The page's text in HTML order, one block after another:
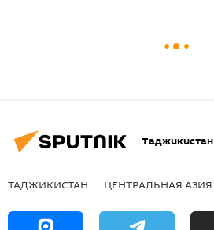
Таджикистан
ТАДЖИКИСТАН ЦЕНТРАЛЬНАЯ АЗИЯ